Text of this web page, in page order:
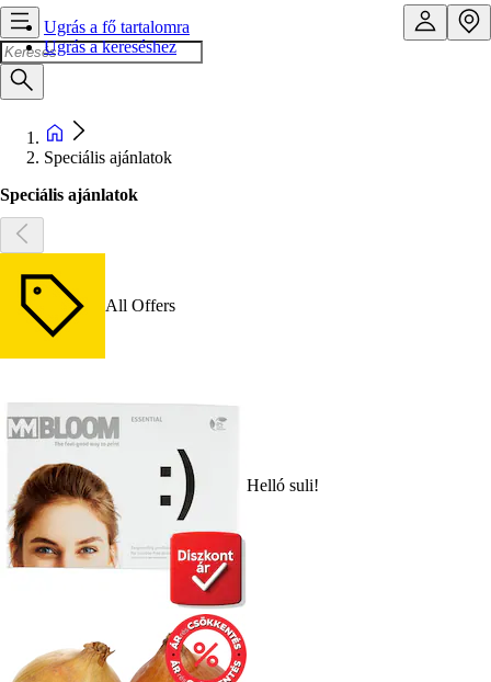
Ugrás a fő tartalomra
Ugrás a kereséshez
Speciális ajánlatok
Speciális ajánlatok
All Offers
Helló suli!